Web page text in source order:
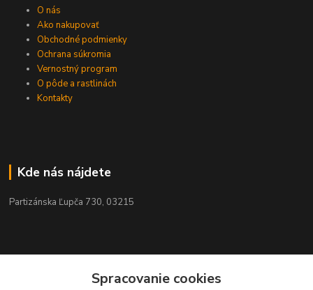
O nás
Ako nakupovať
Obchodné podmienky
Ochrana súkromia
Vernostný program
O pôde a rastlinách
Kontakty
Kde nás nájdete
Partizánska Ľupča 730, 03215
Spracovanie cookies